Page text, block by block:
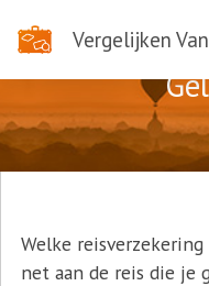
Vergelijken
Welke
net aan de reis die je